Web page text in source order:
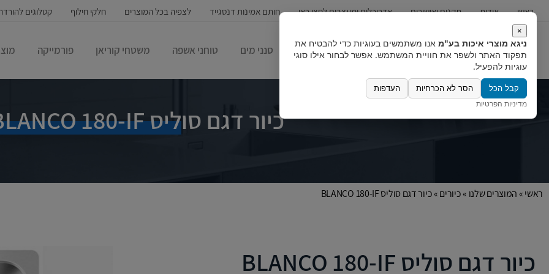
ראשי אודות תקנים ואישורים אדריכלים ומעצבים לחצו כאן חותם אמינות דנסגייד לצפיה בכל המוצרים חלקי חילוף קטלוגים
כיורים ברזים מערכות מים סנני מים טוחני אשפה משטחי קוריאן פורמייקה
כיור דגם סוליס BLANCO 180-IF
ראשי»המוצרים שלנו »כיורים»כיור דגם סוליס BLANCO 180-IF
כיור דגם סוליס BLANCO 180-IF
×
ניגא מוצרי איכות בע"מ אנו משתמשים בעוגיות כדי להבטיח את
תפקוד האתר ולשפר את חוויית המשתמש. אפשר לבחור אילו סוגי
עוגיות להפעיל.
קבל הכל הסר לא הכרחיות העדפות
מדיניות הפרטיות